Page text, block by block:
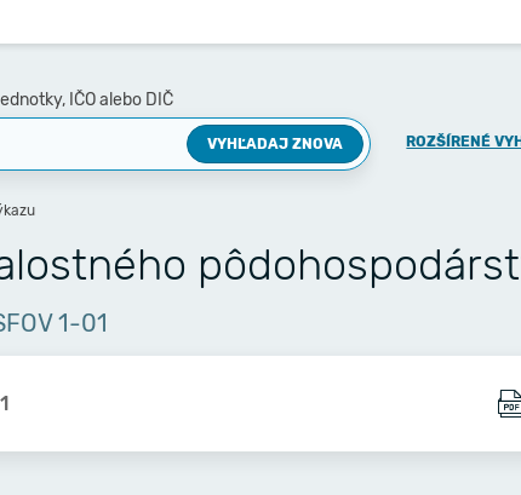
IČO alebo DIČ
VYHĽADAJ ZNOVA ROZŠÍRENÉ
1-01